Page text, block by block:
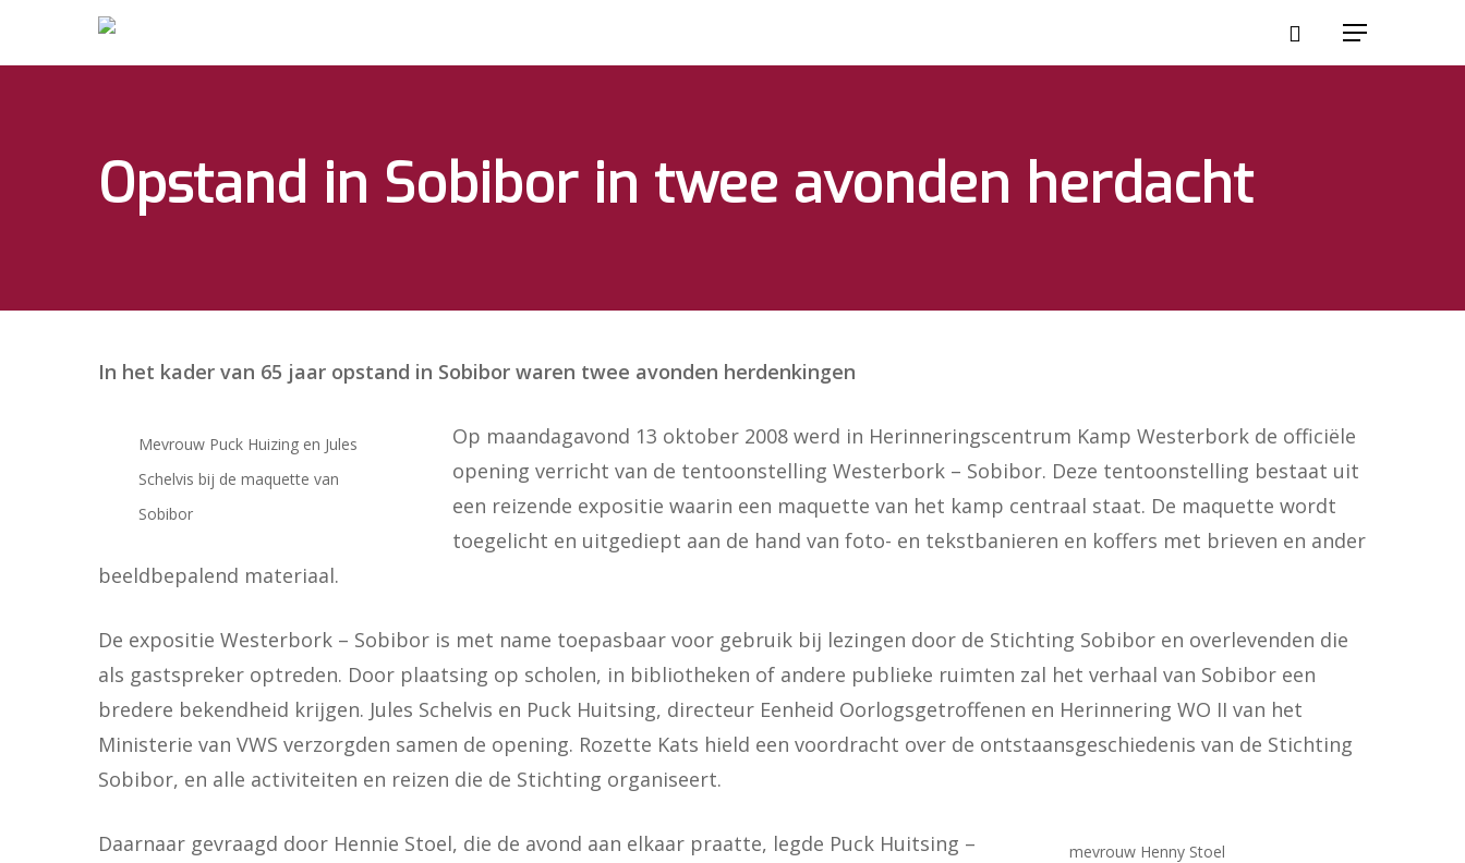
Hit enter to search or ESC to close
Opstand in Sobibor in twee avonden herdacht
In het kader van 65 jaar opstand in Sobibor waren twee avonden herdenkingen
Mevrouw Puck Huizing en Jules
Schelvis bij de maquette van
Sobibor
Op maandagavond 13 oktober 2008 werd in Herinneringscentrum Kamp Westerbork de officiële
opening verricht van de tentoonstelling Westerbork – Sobibor. Deze tentoonstelling bestaat uit
een reizende expositie waarin een maquette van het kamp centraal staat. De maquette wordt
toegelicht en uitgediept aan de hand van foto- en tekstbanieren en koffers met brieven en ander
beeldbepalend materiaal.
De expositie Westerbork – Sobibor is met name toepasbaar voor gebruik bij lezingen door de Stichting Sobibor en overlevenden die
als gastspreker optreden. Door plaatsing op scholen, in bibliotheken of andere publieke ruimten zal het verhaal van Sobibor een
bredere bekendheid krijgen. Jules Schelvis en Puck Huitsing, directeur Eenheid Oorlogsgetroffenen en Herinnering WO II van het
Ministerie van VWS verzorgden samen de opening. Rozette Kats hield een voordracht over de ontstaansgeschiedenis van de Stichting
Sobibor, en alle activiteiten en reizen die de Stichting organiseert.
mevrouw Henny Stoel
Daarnaar gevraagd door Hennie Stoel, die de avond aan elkaar praatte, legde Puck Huitsing –